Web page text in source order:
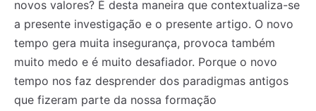
novos valores? É desta maneira que contextualiza-se
a presente investigação e o presente artigo. O novo
tempo gera muita insegurança, provoca também
muito medo e é muito desafiador. Porque o novo
tempo nos faz desprender dos paradigmas antigos
que fizeram parte da nossa formação